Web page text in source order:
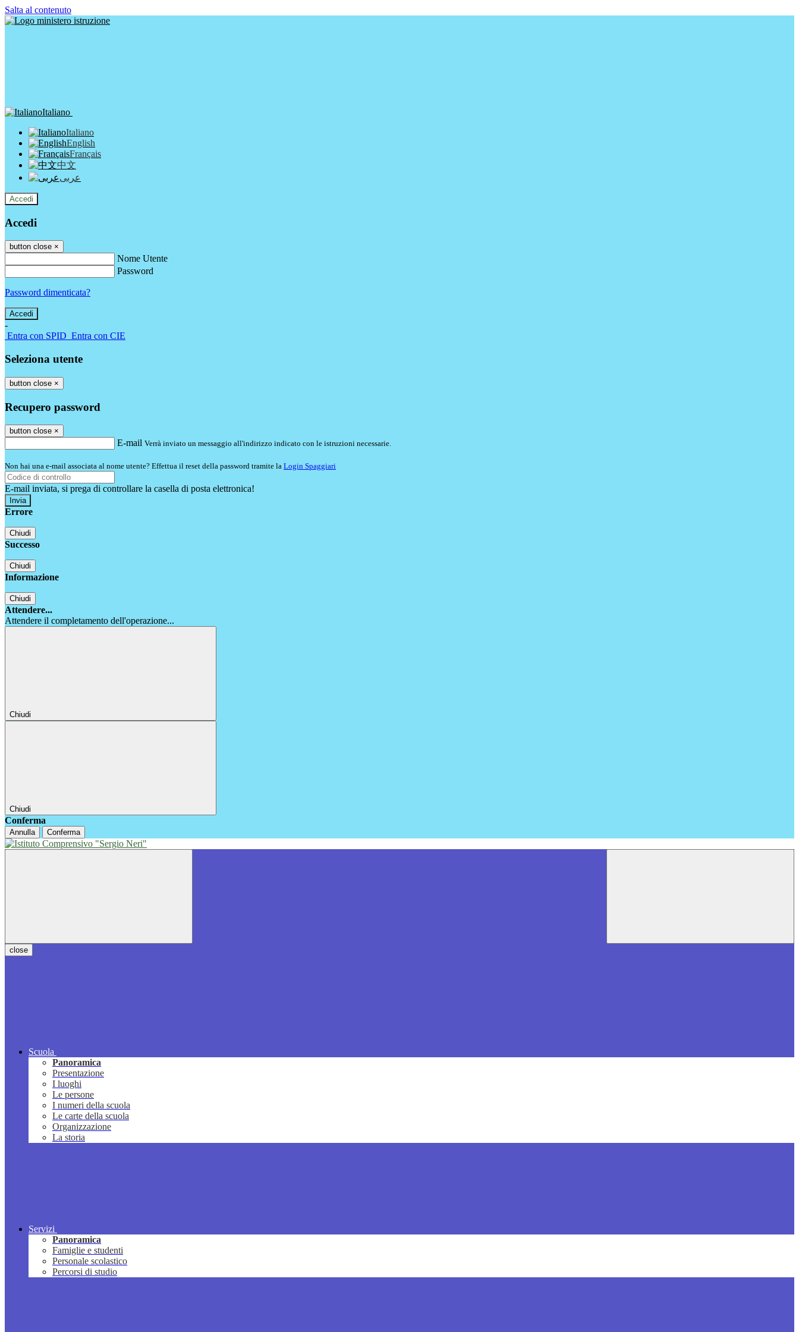
Salta al contenuto
Italiano
Italiano
English
Français
中文
عربى
Accedi
Accedi
button close ×
Nome Utente
Password
Password dimenticata?
-
Entra con SPID Entra con CIE
Seleziona utente
button close ×
Recupero password
button close ×
E-mail Verrà inviato un messaggio all'indirizzo indicato con le istruzioni necessarie.
Non hai una e-mail associata al nome utente? Effettua il reset della password tramite la Login Spaggiari
E-mail inviata, si prega di controllare la casella di posta elettronica!
Errore
Chiudi
Successo
Chiudi
Informazione
Chiudi
Attendere...
Attendere il completamento dell'operazione...
Chiudi
Chiudi
Conferma
Annulla Conferma
close
Scuola
Panoramica
Presentazione
I luoghi
Le persone
I numeri della scuola
Le carte della scuola
Organizzazione
La storia
Servizi
Panoramica
Famiglie e studenti
Personale scolastico
Percorsi di studio